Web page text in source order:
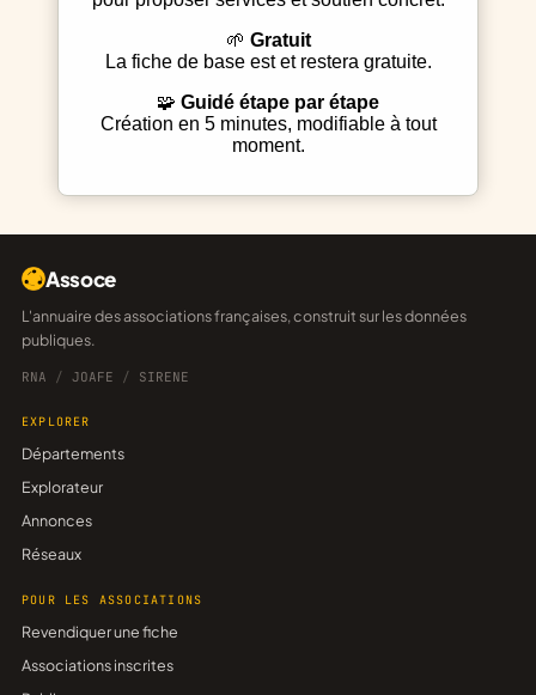
Gratuit
La fiche de base est et restera gratuite.
Guidé étape par étape
Création en 5 minutes, modifiable à tout
moment.
Assoce
L'annuaire des associations françaises, construit sur les données
publiques.
RNA / JOAFE / SIRENE
EXPLORER
Départements
Explorateur
Annonces
Réseaux
POUR LES ASSOCIATIONS
Revendiquer une fiche
Associations inscrites